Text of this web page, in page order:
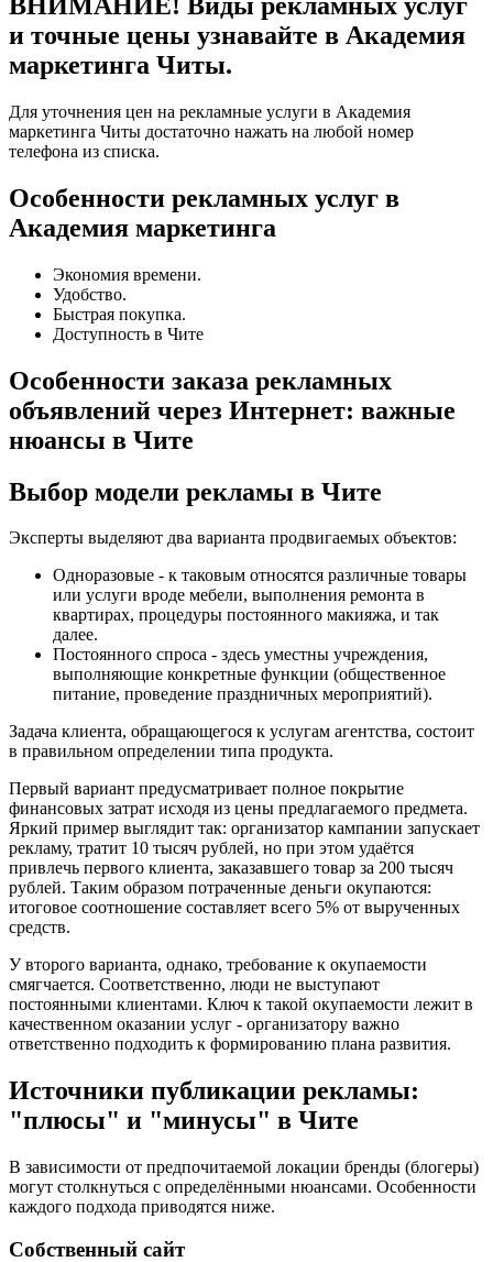
и точные цены узнавайте в Академия
маркетинга Читы.
Для уточнения цен на рекламные услуги в Академия
маркетинга Читы достаточно нажать на любой номер
телефона из списка.
Особенности рекламных услуг в
Академия маркетинга
Экономия времени.
Удобство.
Быстрая покупка.
Доступность в Чите
Особенности заказа рекламных
объявлений через Интернет: важные
нюансы в Чите
Выбор модели рекламы в Чите
Эксперты выделяют два варианта продвигаемых объектов:
Одноразовые - к таковым относятся различные товары
или услуги вроде мебели, выполнения ремонта в
квартирах, процедуры постоянного макияжа, и так
далее.
Постоянного спроса - здесь уместны учреждения,
выполняющие конкретные функции (общественное
питание, проведение праздничных мероприятий).
Задача клиента, обращающегося к услугам агентства, состоит
в правильном определении типа продукта.
Первый вариант предусматривает полное покрытие
финансовых затрат исходя из цены предлагаемого предмета.
Яркий пример выглядит так: организатор кампании запускает
рекламу, тратит 10 тысяч рублей, но при этом удаётся
привлечь первого клиента, заказавшего товар за 200 тысяч
рублей. Таким образом потраченные деньги окупаются:
итоговое соотношение составляет всего 5% от вырученных
средств.
У второго варианта, однако, требование к окупаемости
смягчается. Соответственно, люди не выступают
постоянными клиентами. Ключ к такой окупаемости лежит в
качественном оказании услуг - организатору важно
ответственно подходить к формированию плана развития.
Источники публикации рекламы:
"плюсы" и "минусы" в Чите
В зависимости от предпочитаемой локации бренды (блогеры)
могут столкнуться с определёнными нюансами. Особенности
каждого подхода приводятся ниже.
Собственный сайт